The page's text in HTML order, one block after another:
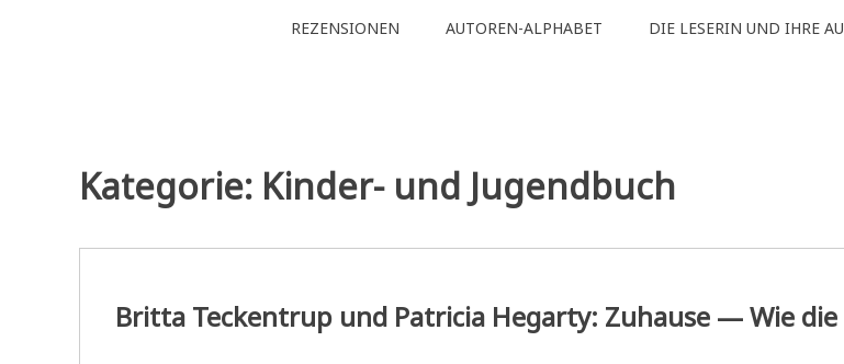
REZENSIONEN AUTOREN-ALPHABET DIE LESERIN UND IHRE
Kategorie: Kinder- und Jugendbuch
Britta Teckentrup und Patricia Hegarty: Zuhause — Wie die